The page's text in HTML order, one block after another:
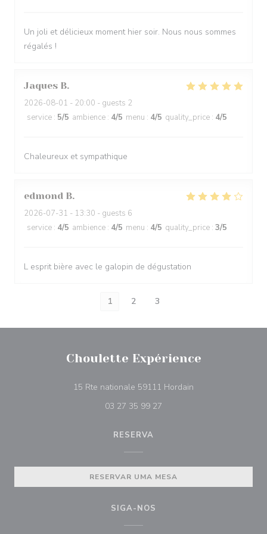
Un joli et délicieux moment hier soir. Nous nous sommes
régalés !
Jaques B
2026-08-01 - 20:00 - guests 2
service : 5/5 ambience : 4/5 menu : 4/5 quality_price : 4/5
Chaleureux et sympathique
edmond B
2026-07-31 - 13:30 - guests 6
service : 4/5 ambience : 4/5 menu : 4/5 quality_price : 3/5
L esprit bière avec le galopin de dégustation
1 2 3
Choulette Expérience
15 Rte nationale 59111 Hordain
03 27 35 99 27
RESERVA
RESERVAR UMA MESA
SIGA-NOS